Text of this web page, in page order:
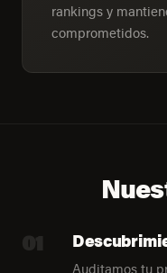
rankings y
comprometidos.
01
Auditamos tu